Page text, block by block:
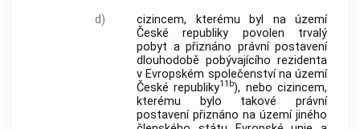
d)
cizincem, kterému byl na území
České republiky povolen trvalý
pobyt a přiznáno právní postavení
dlouhodobě pobývajícího rezidenta
v Evropském společenství na území
České republiky11b), nebo cizincem,
kterému bylo takové právní
postavení přiznáno na území jiného